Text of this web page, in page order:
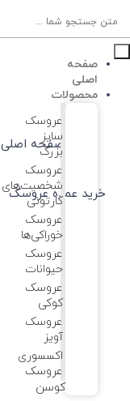
search
صفحه اصلی
خرید عمده عروسک
صفحه
اصلی
محصولات
عروسک
سایز
بزرگ
عروسک‌
شخصیت‌های
کارتونی
عروسک
خوراکی‌ها
عروسک
حیوانات
عروسک
کوکی
عروسک
آویز
اکسسوری
عروسک
کوسن